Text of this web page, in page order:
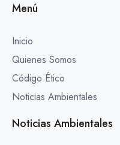
Menú
Inicio
Quienes Somos
Código Ético
Noticias Ambientales
Noticias Ambientales